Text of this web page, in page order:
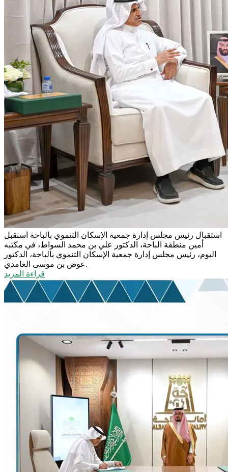
استقبال رئيس مجلس إدارة جمعية الإسكان التنموي بالباحة استقبل
أمين منطقة الباحة، الدكتور علي بن محمد السواط، في مكتبه
اليوم، رئيس مجلس إدارة جمعية الإسكان التنموي بالباحة، الدكتور
عوض بن موسى الغامدي.
قراءة المزيد